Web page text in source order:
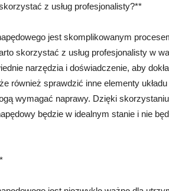
z usług profesjonalisty?**
jest skomplikowanym
skorzystać z usług profesjonalisty w
narzędzia i doświadczenie, aby
również sprawdzić inne elementy
wymagać naprawy. Dzięki
będzie w idealnym stanie i nie